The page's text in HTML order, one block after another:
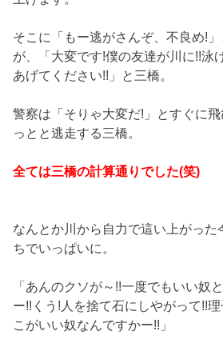
そこに「もー逃がさんぞ、不良め!
が、「大変です!僕の友達が川に!!泳
あげてください!!」と三橋。
警察は「そりゃ大変だ!」とすぐに
っとと逃走する三橋。
全ては三橋の計算通りでした(笑)
なんとか川から自力で這い上がった
ちでいっぱいに。
「あんのクソが～!!一度でもいい奴
ー!!くう!人を捨て石にしやがって!!
こがいい奴なんですかー!!」